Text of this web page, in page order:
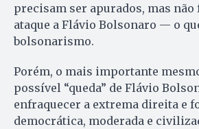
precisam ser apurados, mas não
ataque a Flávio Bolsonaro — o
bolsonarismo.
Porém, o mais importante
possível “queda” de Flávio
enfraquecer a extrema direita e
democrática, moderada e